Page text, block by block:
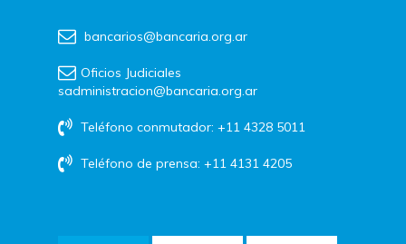
bancarios@bancaria.org.ar
Oficios Judiciales
sadministracion@bancaria.org.ar
Teléfono conmutador: +11 4328 5011
Teléfono de prensa: +11 4131 4205